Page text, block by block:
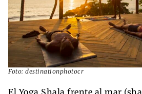
Foto: destinationphotocr